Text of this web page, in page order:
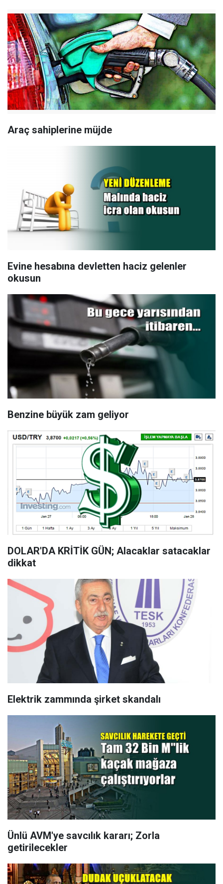
Araç sahiplerine müjde
Evine hesabına devletten haciz gelenler
okusun
Benzine büyük zam geliyor
DOLAR'DA KRİTİK GÜN; Alacaklar satacaklar
dikkat
Elektrik zammında şirket skandalı
Ünlü AVM'ye savcılık kararı; Zorla
getirilecekler